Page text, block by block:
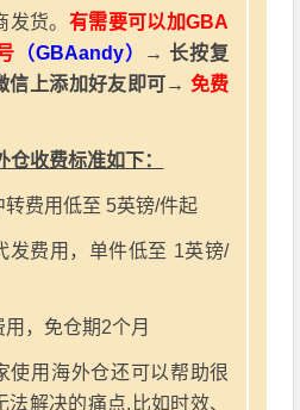
货。 有需要可以加GBA
（GBAandy）
→ 长按复
信上添加好友即可→ 免费
收费标准如下：
转费用低至 5英镑/件起
发费用，单件低至 1英镑/
，免仓期2个月
使用海外仓还可以帮助很
解决的痛点,比如时效、